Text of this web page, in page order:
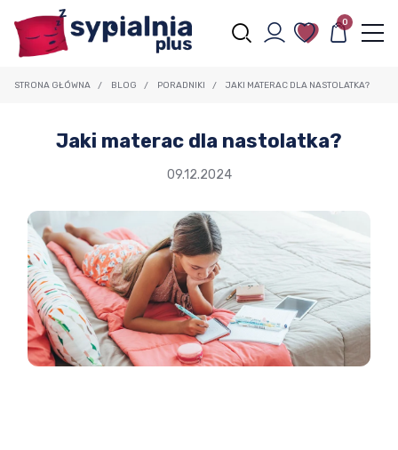
0
STRONA GŁÓWNA / BLOG / PORADNIKI / JAKI MATERAC DLA NASTOLATKA?
Jaki materac dla nastolatka?
09.12.2024